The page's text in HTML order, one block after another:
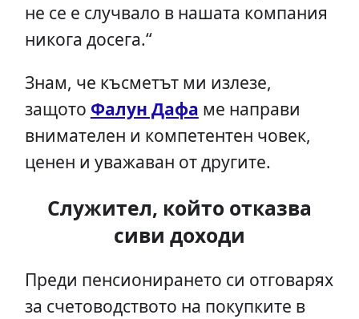
не се е случвало в нашата компания
никога досега.“
Знам, че късметът ми излезе,
защото Фалун Дафа ме направи
внимателен и компетентен човек,
ценен и уважаван от другите.
Служител, който отказва
сиви доходи
Преди пенсионирането си отговарях
за счетоводството на покупките в